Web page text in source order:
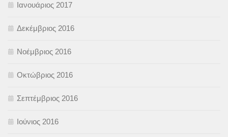
Ιανουάριος 2017
Δεκέμβριος 2016
Νοέμβριος 2016
Οκτώβριος 2016
Σεπτέμβριος 2016
Ιούνιος 2016